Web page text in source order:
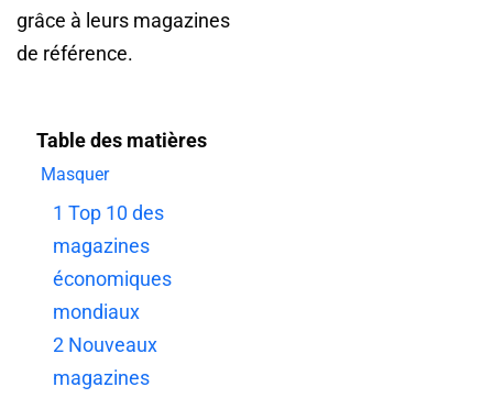
grâce à leurs magazines
de référence.
Table des matières
Masquer
1 Top 10 des
magazines
économiques
mondiaux
2 Nouveaux
magazines